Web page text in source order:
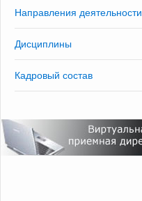
Направления деятельности
Дисциплины
Кадровый состав